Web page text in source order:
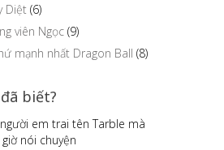
Diệt (6)
viên Ngọc (9)
mạnh nhất Dragon Ball (8)
biết?
em trai tên Tarble mà
nói chuyện